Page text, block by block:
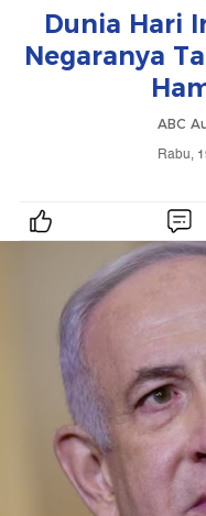
Dunia Hari
Negaranya
ABC
Rabu,